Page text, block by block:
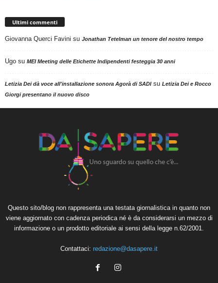
Ultimi commenti
Giovanna Querci Favini su Jonathan Tetelman un tenore del nostro tempo
Ugo su MEI Meeting delle Etichette Indipendenti festeggia 30 anni
Letizia Dei dà voce all'installazione sonora Agorà di SADIsu Letizia Dei e Rocco
Giorgi presentano il nuovo disco
Questo sito/blog non rappresenta una testata giornalistica in quanto non
viene aggiornato con cadenza periodica né è da considerarsi un mezzo di
informazione o un prodotto editoriale ai sensi della legge n.62/2001.
Contattaci: redazione@dasapere.it